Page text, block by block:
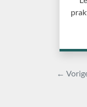
←